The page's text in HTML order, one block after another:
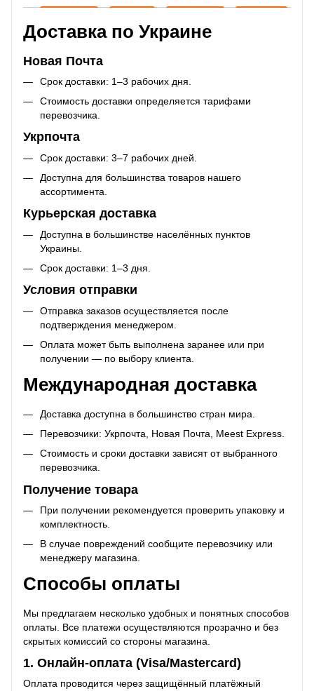
Доставка по Украине
Новая Почта
Срок доставки: 1–3 рабочих дня.
Стоимость доставки определяется тарифами
перевозчика.
Укрпочта
Срок доставки: 3–7 рабочих дней.
Доступна для большинства товаров нашего
ассортимента.
Курьерская доставка
Доступна в большинстве населённых пунктов
Украины.
Срок доставки: 1–3 дня.
Условия отправки
Отправка заказов осуществляется после
подтверждения менеджером.
Оплата может быть выполнена заранее или при
получении — по выбору клиента.
Международная доставка
Доставка доступна в большинство стран мира.
Перевозчики: Укрпочта, Новая Почта, Meest Express.
Стоимость и сроки доставки зависят от выбранного
перевозчика.
Получение товара
При получении рекомендуется проверить упаковку и
комплектность.
В случае повреждений сообщите перевозчику или
менеджеру магазина.
Способы оплаты
Мы предлагаем несколько удобных и понятных способов
оплаты. Все платежи осуществляются прозрачно и без
скрытых комиссий со стороны магазина.
1. Онлайн-оплата (Visa/Mastercard)
Оплата проводится через защищённый платёжный